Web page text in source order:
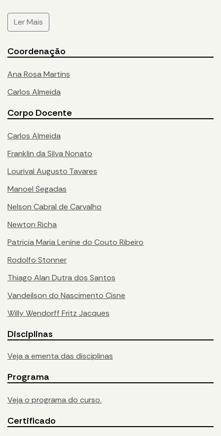
Ler Mais
Coordenação
Ana Rosa Martins
Carlos Almeida
Corpo Docente
Carlos Almeida
Franklin da Silva Nonato
Lourival Augusto Tavares
Manoel Segadas
Nelson Cabral de Carvalho
Newton Richa
Patricia Maria Lenine do Couto Ribeiro
Rodolfo Stonner
Thiago Alan Dutra dos Santos
Vandeilson do Nascimento Cisne
Willy Wendorff Fritz Jacques
Disciplinas
Veja a ementa das disciplinas
Programa
Veja o programa do curso.
Certificado